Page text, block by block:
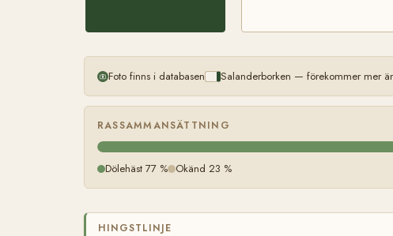
Foto finns i databasen Salanderborken — förekommer mer
RASSAMMANSÄTTNING
Dölehäst 77 % Okänd 23 %
HINGSTLINJE